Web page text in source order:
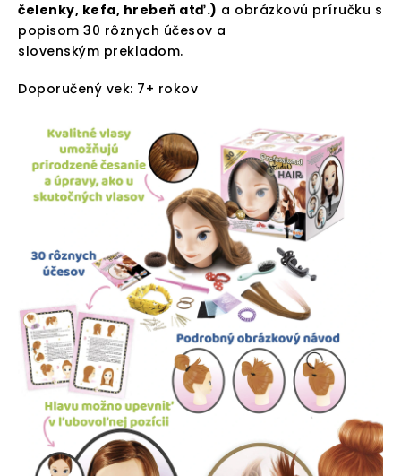
čelenky, kefa, hrebeň atď.) a obrázkovú príručku s
popisom 30 rôznych účesov a
slovenským prekladom.
Doporučený vek: 7+ rokov